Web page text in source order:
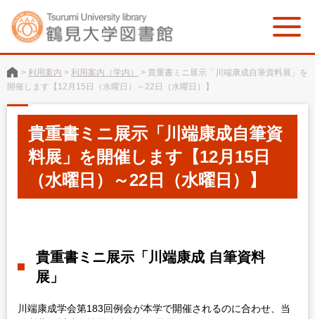
> 利用案内 > 利用案内（学内） > 貴重書ミニ展示「川端康成自筆資料展」を
開催します【12月15日（水曜日）～22日（水曜日）】
貴重書ミニ展示「川端康成自筆資
料展」を開催します【12月15日
（水曜日）～22日（水曜日）】
貴重書ミニ展示「川端康成 自筆資料
展」
川端康成学会第183回例会が本学で開催されるのに合わせ、当